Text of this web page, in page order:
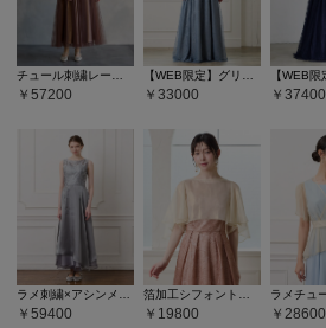
チュール刺繍レースアンクル丈ドレス
57200
【WEB限定】グリッターレースロングドレス
33000 37400
59400 19800 28600